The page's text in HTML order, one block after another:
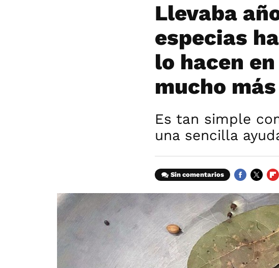
Llevaba
especias
lo hacen
mucho
Es tan simple
una sencilla
Sin comentarios